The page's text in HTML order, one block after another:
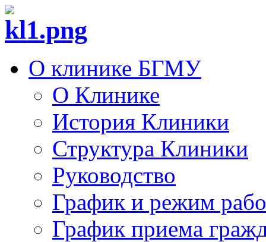
О клинике БГМУ
О Клинике
История Клиники
Структура Клиники
Руководство
График и режим
График приема